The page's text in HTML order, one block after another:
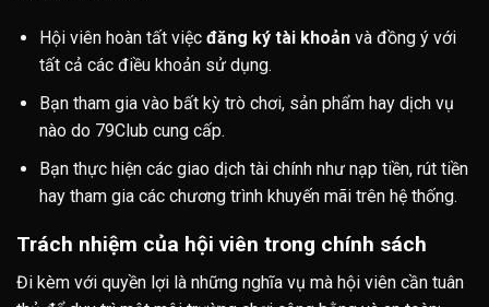
Hội viên hoàn tất việc đăng ký tài khoảnvà đồng ý với
tất cả các điều khoản sử dụng.
Bạn tham gia vào bất kỳ trò chơi, sản phẩm hay dịch vụ
nào do 79Club cung cấp.
Bạn thực hiện các giao dịch tài chính như nạp tiền, rút tiền
hay tham gia các chương trình khuyến mãi trên hệ thống.
Trách nhiệm của hội viên trong chính sách
Đi kèm với quyền lợi là những nghĩa vụ mà hội viên cần tuân